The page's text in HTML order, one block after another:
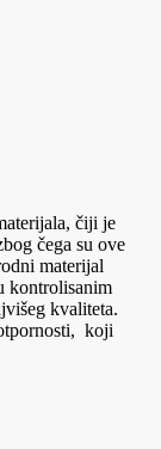
čiji je
čega su ove
materijal
kontrolisanim
kvaliteta.
koji